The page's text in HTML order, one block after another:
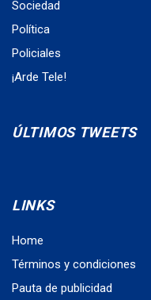
Sociedad
Política
Policiales
¡Arde Tele!
ÚLTIMOS TWEETS
LINKS
Home
Términos y condiciones
Pauta de publicidad